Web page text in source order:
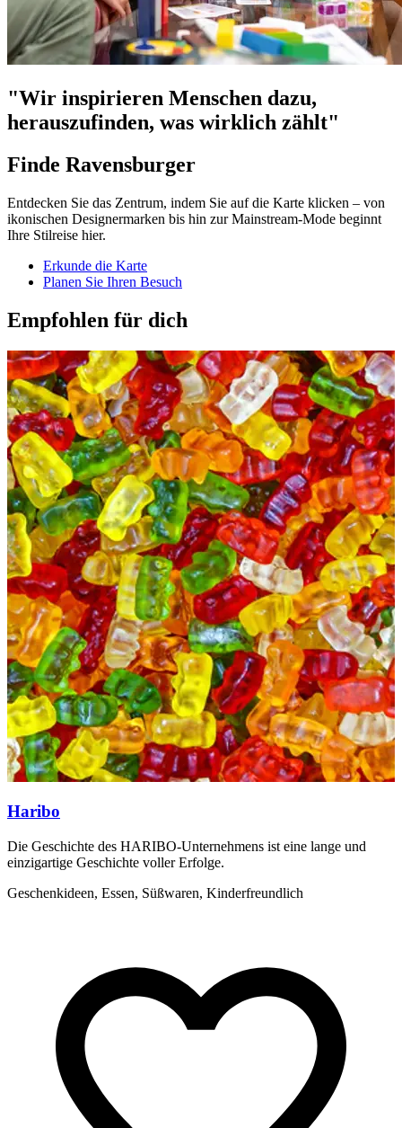
"Wir inspirieren Menschen dazu,
herauszufinden, was wirklich zählt"
Finde Ravensburger
Entdecken Sie das Zentrum, indem Sie auf die Karte klicken – von
ikonischen Designermarken bis hin zur Mainstream-Mode beginnt
Ihre Stilreise hier.
Erkunde die Karte
Planen Sie Ihren Besuch
Empfohlen für dich
Haribo
Die Geschichte des HARIBO-Unternehmens ist eine lange und
einzigartige Geschichte voller Erfolge.
Geschenkideen, Essen, Süßwaren, Kinderfreundlich